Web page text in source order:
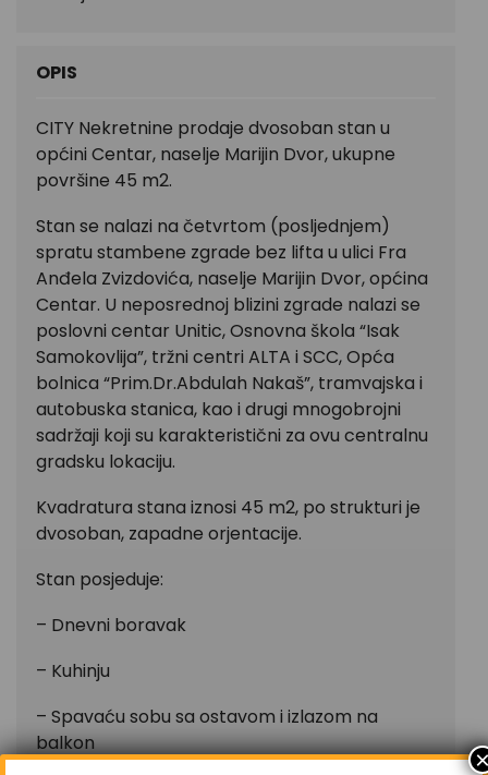
OPIS
CITY Nekretnine prodaje dvosoban stan u
općini Centar, naselje Marijin Dvor, ukupne
površine 45 m2.
Stan se nalazi na četvrtom (posljednjem)
spratu stambene zgrade bez lifta u ulici Fra
Anđela Zvizdovića, naselje Marijin Dvor, općina
Centar. U neposrednoj blizini zgrade nalazi se
poslovni centar Unitic, Osnovna škola “Isak
Samokovlija”, tržni centri ALTA i SCC, Opća
bolnica “Prim.Dr.Abdulah Nakaš”, tramvajska i
autobuska stanica, kao i drugi mnogobrojni
sadržaji koji su karakteristični za ovu centralnu
gradsku lokaciju.
Kvadratura stana iznosi 45 m2, po strukturi je
dvosoban, zapadne orjentacije.
Stan posjeduje:
– Dnevni boravak
– Kuhinju
– Spavaću sobu sa ostavom i izlazom na
balkon